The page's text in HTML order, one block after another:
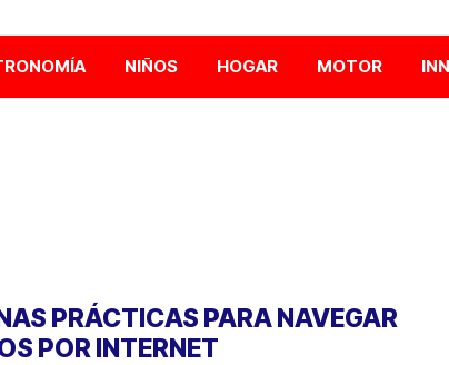
NIÑOS HOGAR MOTOR
PRÁCTICAS PARA NAVEGAR
POR INTERNET